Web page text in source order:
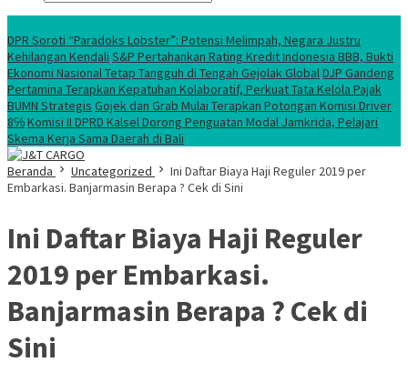
DPR Soroti “Paradoks Lobster”: Potensi Melimpah, Negara Justru
Kehilangan Kendali S&P Pertahankan Rating Kredit Indonesia BBB, Bukti
Ekonomi Nasional Tetap Tangguh di Tengah Gejolak GlobalDJP Gandeng
Pertamina Terapkan Kepatuhan Kolaboratif, Perkuat Tata Kelola Pajak
BUMN Strategis Gojek dan Grab Mulai Terapkan Potongan Komisi Driver
8℅Komisi II DPRD Kalsel Dorong Penguatan Modal Jamkrida, Pelajari
Skema Kerja Sama Daerah di Bali
Beranda
Uncategorized
Ini Daftar Biaya Haji Reguler 2019 per
Embarkasi. Banjarmasin Berapa ? Cek di Sini
Ini Daftar Biaya Haji Reguler
2019 per Embarkasi.
Banjarmasin Berapa ? Cek di
Sini